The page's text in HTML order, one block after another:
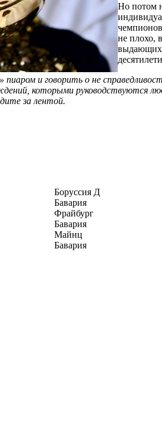
Но потом
не плохо,
и говорить о не
которыми
за лентой.
Боруссия Д
Бавария
Фрайбург
Бавария
Майнц
Бавария